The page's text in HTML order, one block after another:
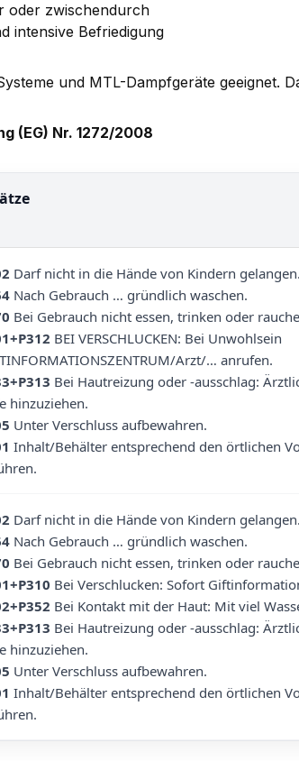
oder zwischendurch
intensive Befriedigung
und MTL-Dampfgeräte geeignet.
(EG) Nr. 1272/2008
Darf nicht in die Hände von Kindern gelangen.
Nach Gebrauch … gründlich waschen.
Bei Gebrauch nicht essen, trinken oder
BEI VERSCHLUCKEN: Bei Unwohlsein
Arzt/… anrufen.
Bei Hautreizung oder -ausschlag:
hinzuziehen.
Unter Verschluss aufbewahren.
Inhalt/Behälter entsprechend den örtlichen
Darf nicht in die Hände von Kindern gelangen.
Nach Gebrauch … gründlich waschen.
Bei Gebrauch nicht essen, trinken oder
Bei Verschlucken: Sofort
Bei Kontakt mit der Haut: Mit viel
Bei Hautreizung oder -ausschlag:
hinzuziehen.
Unter Verschluss aufbewahren.
Inhalt/Behälter entsprechend den örtlichen